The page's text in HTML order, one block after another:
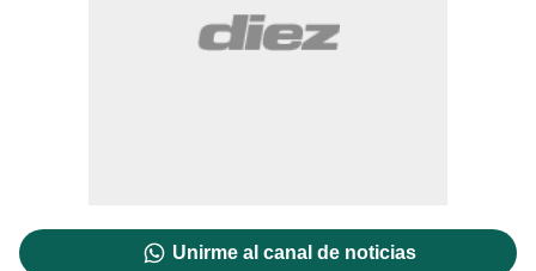
Unirme al canal de noticias